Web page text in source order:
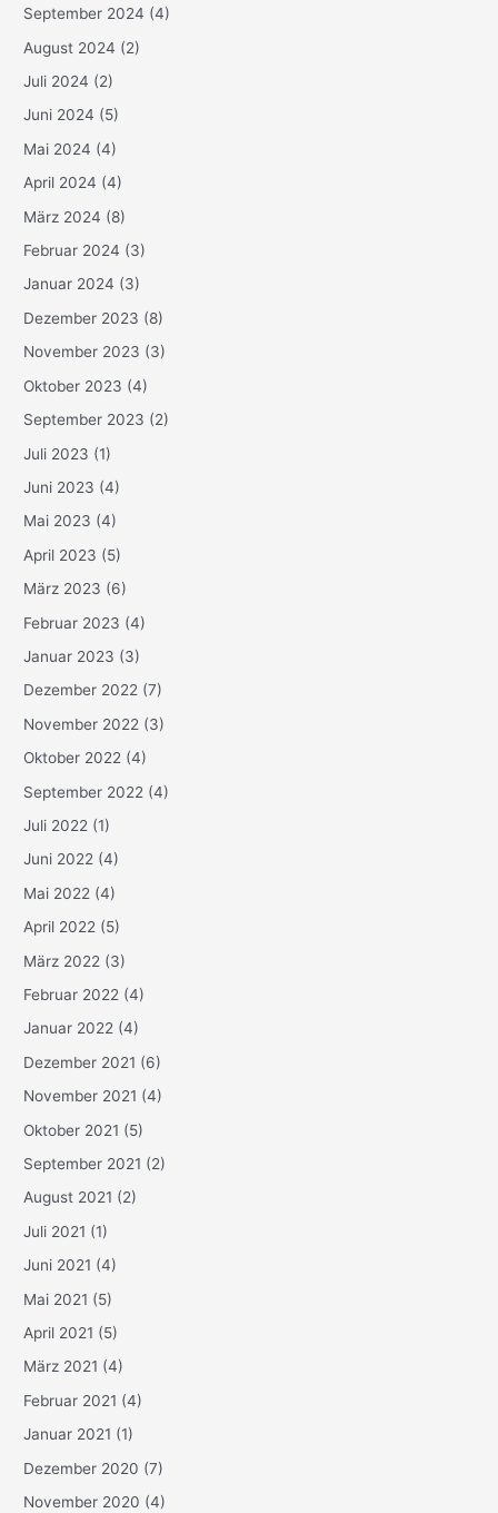
September 2024 (4)
August 2024 (2)
Juli 2024 (2)
Juni 2024 (5)
Mai 2024 (4)
April 2024 (4)
März 2024 (8)
Februar 2024 (3)
Januar 2024 (3)
Dezember 2023 (8)
November 2023 (3)
Oktober 2023 (4)
September 2023 (2)
Juli 2023 (1)
Juni 2023 (4)
Mai 2023 (4)
April 2023 (5)
März 2023 (6)
Februar 2023 (4)
Januar 2023 (3)
Dezember 2022 (7)
November 2022 (3)
Oktober 2022 (4)
September 2022 (4)
Juli 2022 (1)
Juni 2022 (4)
Mai 2022 (4)
April 2022 (5)
März 2022 (3)
Februar 2022 (4)
Januar 2022 (4)
Dezember 2021 (6)
November 2021 (4)
Oktober 2021 (5)
September 2021 (2)
August 2021 (2)
Juli 2021 (1)
Juni 2021 (4)
Mai 2021 (5)
April 2021 (5)
März 2021 (4)
Februar 2021 (4)
Januar 2021 (1)
Dezember 2020 (7)
November 2020 (4)